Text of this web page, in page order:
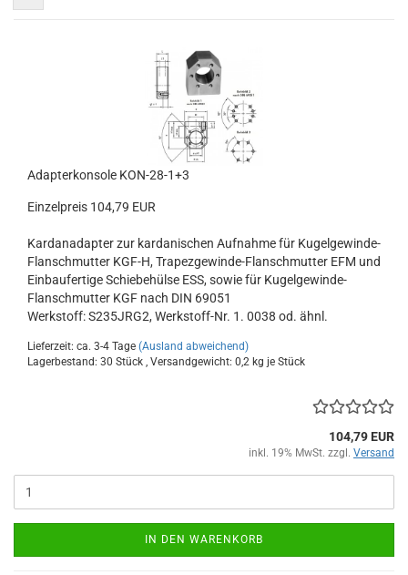
Adapterkonsole KON-28-1+3
Einzelpreis 104,79 EUR
Kardanadapter zur kardanischen Aufnahme für Kugelgewinde-
Flanschmutter KGF-H, Trapezgewinde-Flanschmutter EFM und
Einbaufertige Schiebehülse ESS, sowie für Kugelgewinde-
Flanschmutter KGF nach DIN 69051
Werkstoff: S235JRG2, Werkstoff-Nr. 1. 0038 od. ähnl.
Lieferzeit: ca. 3-4 Tage (Ausland abweichend)
Lagerbestand: 30 Stück , Versandgewicht: 0,2 kg je Stück
104,79 EUR
inkl. 19% MwSt. zzgl. Versand
IN DEN WARENKORB